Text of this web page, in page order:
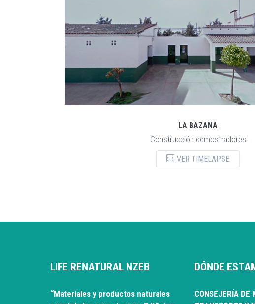
LA BAZANA
Construcción demostradores
VER TIMELAPSE
LIFE RENATURAL NZEB
“Materiales y productos naturales
DÓNDE
CONSEJERÍA DE